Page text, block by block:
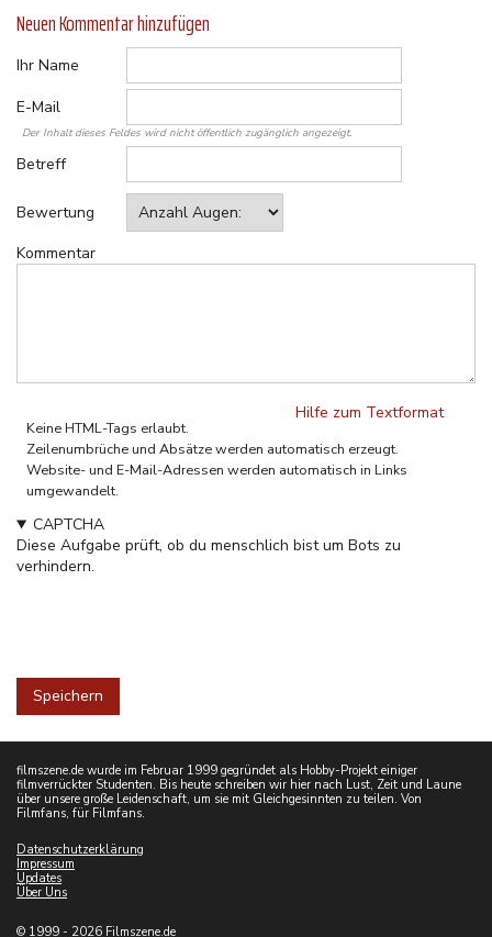
Neuen Kommentar hinzufügen
Ihr Name
E-Mail
Der Inhalt dieses Feldes wird nicht öffentlich zugänglich angezeigt.
Betreff
Bewertung
Kommentar
Hilfe zum Textformat
Keine HTML-Tags erlaubt.
Zeilenumbrüche und Absätze werden automatisch erzeugt.
Website- und E-Mail-Adressen werden automatisch in Links
umgewandelt.
CAPTCHA
Diese Aufgabe prüft, ob du menschlich bist um Bots zu
verhindern.
filmszene.de wurde im Februar 1999 gegründet als Hobby-Projekt einiger
filmverrückter Studenten. Bis heute schreiben wir hier nach Lust, Zeit und Laune
über unsere große Leidenschaft, um sie mit Gleichgesinnten zu teilen. Von
Filmfans, für Filmfans.
Datenschutzerklärung
Impressum
Updates
Über Uns
© 1999 - 2026 Filmszene.de